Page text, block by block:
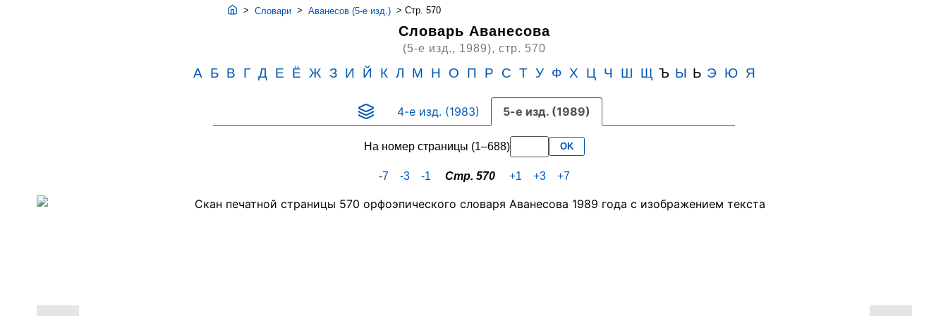
> Словари > Аванесов (5-е изд.) > Стр. 570
Словарь Аванесова
(5-е изд., 1989), стр. 570
А Б В Г Д Е Ё Ж З И Й К Л М Н О П Р С Т У Ф Х Ц Ч Ш Щ Ъ Ы Ь Э Ю Я
4-е изд. (1983) 5-е изд. (1989)
На номер страницы (1–688) OK
-7 -3 -1 Стр. 570 +1 +3 +7
Скан